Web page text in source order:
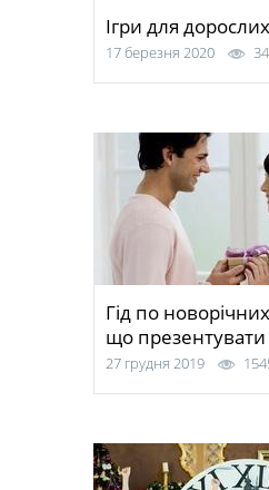
Ігри для дорослих
17 березня 2020
Гід по
що презентувати
27 грудня 2019